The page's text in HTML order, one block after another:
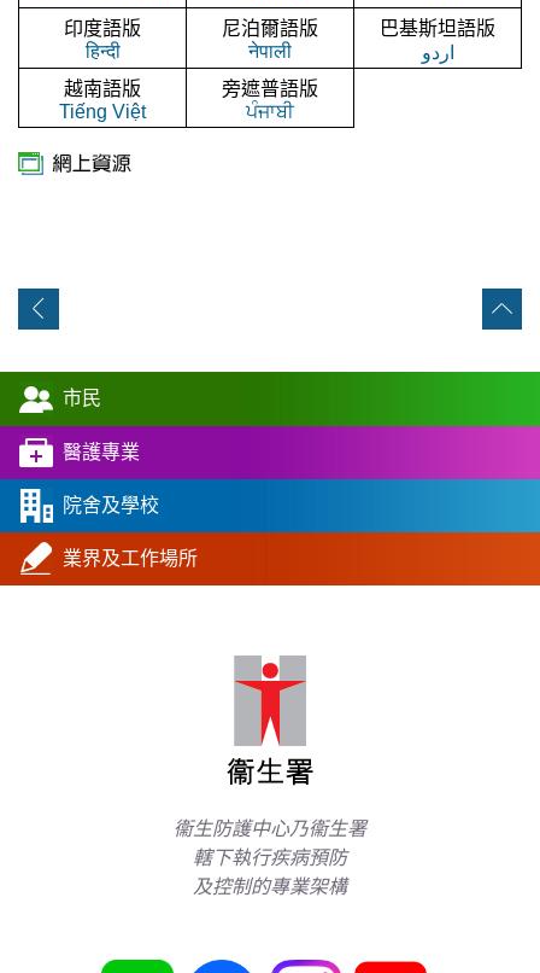
印度語版
हिन्दी
尼泊爾語版
नेपाली
巴基斯坦語版
اردو
越南語版
Tiếng Việt
旁遮普語版
ਪੰਜਾਬੀ
市民
醫護專業
院舍及學校
業界及工作場所
衞生防護中心乃衞生署
轄下執行疾病預防
及控制的專業架構